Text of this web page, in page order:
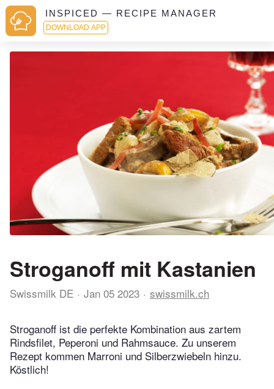
INSPICED — RECIPE MANAGER
DOWNLOAD APP
Stroganoff mit Kastanien
Swissmilk DE Jan 05 2023 swissmilk.ch
Stroganoff ist die perfekte Kombination aus zartem
Rindsfilet, Peperoni und Rahmsauce. Zu unserem
Rezept kommen Marroni und Silberzwiebeln hinzu.
Köstlich!